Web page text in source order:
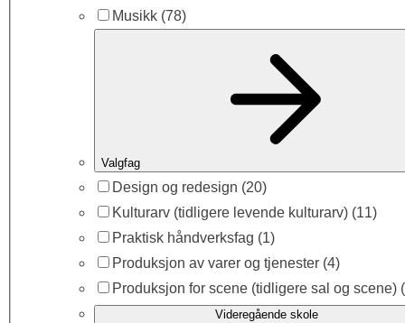
Musikk (78)
Valgfag
Design og redesign (20)
Kulturarv (tidligere levende kulturarv) (11)
Praktisk håndverksfag (1)
Produksjon av varer og tjenester (4)
Produksjon for scene (tidligere sal og scene)
Videregående skole